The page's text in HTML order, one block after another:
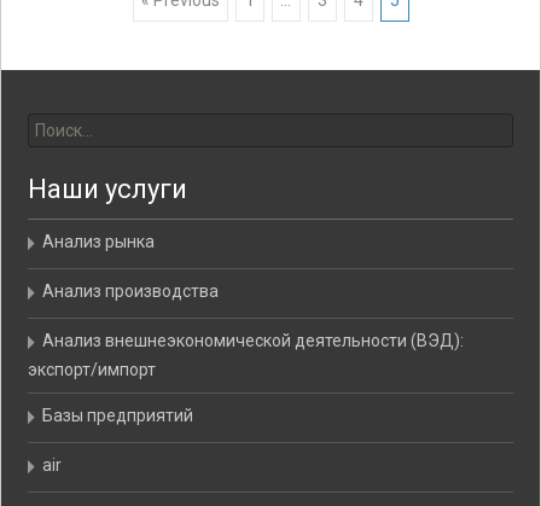
Posts navigation
Наши услуги
Анализ рынка
Анализ производства
Анализ внешнеэкономической деятельности (ВЭД):
экспорт/импорт
Базы предприятий
air